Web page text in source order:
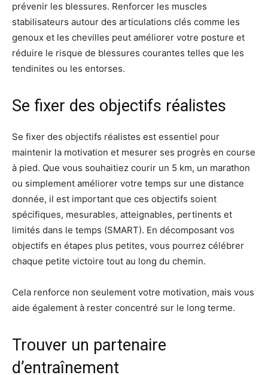
prévenir les blessures. Renforcer les muscles
stabilisateurs autour des articulations clés comme les
genoux et les chevilles peut améliorer votre posture et
réduire le risque de blessures courantes telles que les
tendinites ou les entorses.
Se fixer des objectifs réalistes
Se fixer des objectifs réalistes est essentiel pour
maintenir la motivation et mesurer ses progrès en course
à pied. Que vous souhaitiez courir un 5 km, un marathon
ou simplement améliorer votre temps sur une distance
donnée, il est important que ces objectifs soient
spécifiques, mesurables, atteignables, pertinents et
limités dans le temps (SMART). En décomposant vos
objectifs en étapes plus petites, vous pourrez célébrer
chaque petite victoire tout au long du chemin.
Cela renforce non seulement votre motivation, mais vous
aide également à rester concentré sur le long terme.
Trouver un partenaire
d’entraînement